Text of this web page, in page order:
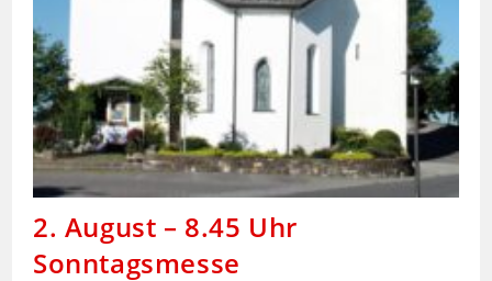
2. August – 8.45 Uhr
Sonntagsmesse